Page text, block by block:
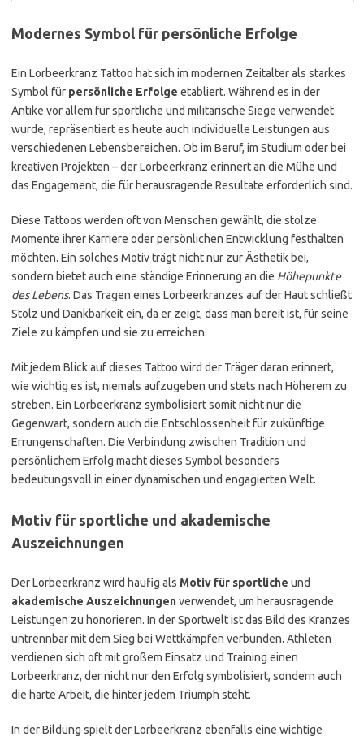
Modernes Symbol für persönliche Erfolge
Ein Lorbeerkranz Tattoo hat sich im modernen Zeitalter als starkes
Symbol für persönliche Erfolge etabliert. Während es in der
Antike vor allem für sportliche und militärische Siege verwendet
wurde, repräsentiert es heute auch individuelle Leistungen aus
verschiedenen Lebensbereichen. Ob im Beruf, im Studium oder bei
kreativen Projekten – der Lorbeerkranz erinnert an die Mühe und
das Engagement, die für herausragende Resultate erforderlich sind.
Diese Tattoos werden oft von Menschen gewählt, die stolze
Momente ihrer Karriere oder persönlichen Entwicklung festhalten
möchten. Ein solches Motiv trägt nicht nur zur Ästhetik bei,
sondern bietet auch eine ständige Erinnerung an die Höhepunkte
des Lebens. Das Tragen eines Lorbeerkranzes auf der Haut schließt
Stolz und Dankbarkeit ein, da er zeigt, dass man bereit ist, für seine
Ziele zu kämpfen und sie zu erreichen.
Mit jedem Blick auf dieses Tattoo wird der Träger daran erinnert,
wie wichtig es ist, niemals aufzugeben und stets nach Höherem zu
streben. Ein Lorbeerkranz symbolisiert somit nicht nur die
Gegenwart, sondern auch die Entschlossenheit für zukünftige
Errungenschaften. Die Verbindung zwischen Tradition und
persönlichem Erfolg macht dieses Symbol besonders
bedeutungsvoll in einer dynamischen und engagierten Welt.
Motiv für sportliche und akademische
Auszeichnungen
Der Lorbeerkranz wird häufig als Motiv für sportliche und
akademische Auszeichnungenverwendet, um herausragende
Leistungen zu honorieren. In der Sportwelt ist das Bild des Kranzes
untrennbar mit dem Sieg bei Wettkämpfen verbunden. Athleten
verdienen sich oft mit großem Einsatz und Training einen
Lorbeerkranz, der nicht nur den Erfolg symbolisiert, sondern auch
die harte Arbeit, die hinter jedem Triumph steht.
In der Bildung spielt der Lorbeerkranz ebenfalls eine wichtige